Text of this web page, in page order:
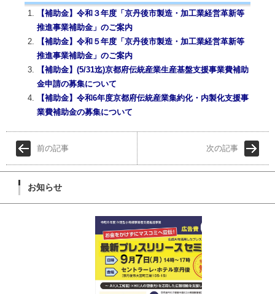
【補助金】令和３年度「京丹後市製造・加工業経営革新等
推進事業補助金」のご案内
【補助金】令和５年度「京丹後市製造・加工業経営革新等
推進事業補助金」のご案内
【補助金】(5/31迄)京都府伝統産業生産基盤支援事業費補助
金申請の募集について
【補助金】令和6年度京都府伝統産業集約化・内製化支援事
業費補助金の募集について
前の記事 次の記事
お知らせ